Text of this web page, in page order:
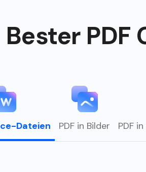
Bester
Dateien PDF in Bilder PDF